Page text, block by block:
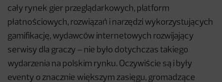
cały rynek gier przeglądarkowych, platform
płatnościowych, rozwiązań i narzędzi wykorzystujących
gamifikację, wydawców internetowych rozwijający
serwisy dla graczy – nie było dotychczas takiego
wydarzenia na polskim rynku. Oczywiście są i były
eventy o znacznie większym zasięgu, gromadzące